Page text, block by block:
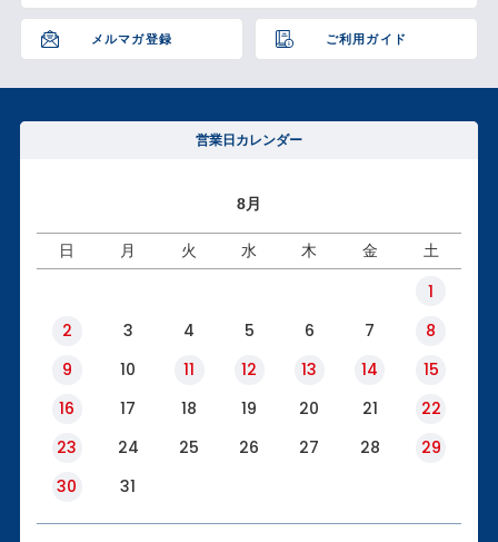
ご利用ガイド
メルマガ登録 ご利用ガイド
へ
営業日カレンダー
8月
日 月 火 水 木 金 土
1
2
3 4 5 6 7
8
9
10 11 12 13 14
15
16
17 18 19 20 21
22
23
24 25 26 27 28
29
30
31